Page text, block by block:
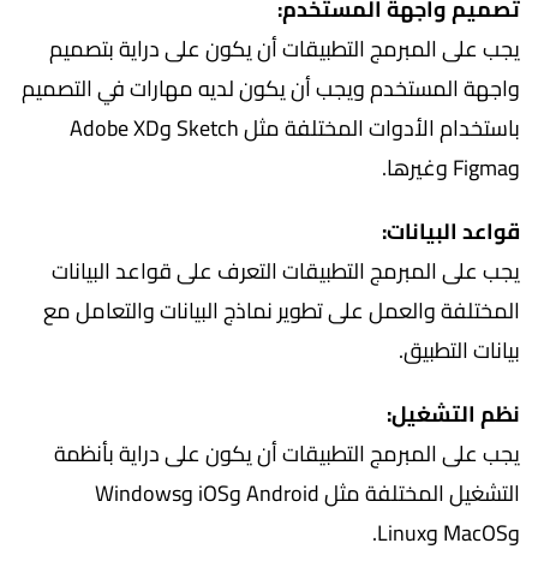
تصميم واجهة المستخدم:
يجب على المبرمج التطبيقات أن يكون على دراية بتصميم
واجهة المستخدم ويجب أن يكون لديه مهارات في التصميم
باستخدام الأدوات المختلفة مثل Sketch وAdobe XD
وFigma وغيرها.
قواعد البيانات:
يجب على المبرمج التطبيقات التعرف على قواعد البيانات
المختلفة والعمل على تطوير نماذج البيانات والتعامل مع
بيانات التطبيق.
نظم التشغيل:
يجب على المبرمج التطبيقات أن يكون على دراية بأنظمة
التشغيل المختلفة مثل Android وiOS وWindows
وMacOS وLinux.